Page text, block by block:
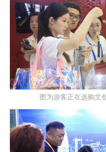
图为游客正在选购文